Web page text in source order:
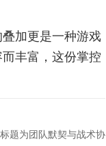
加更是一种游戏
丰富，这份掌控
题为团队默契与战术协